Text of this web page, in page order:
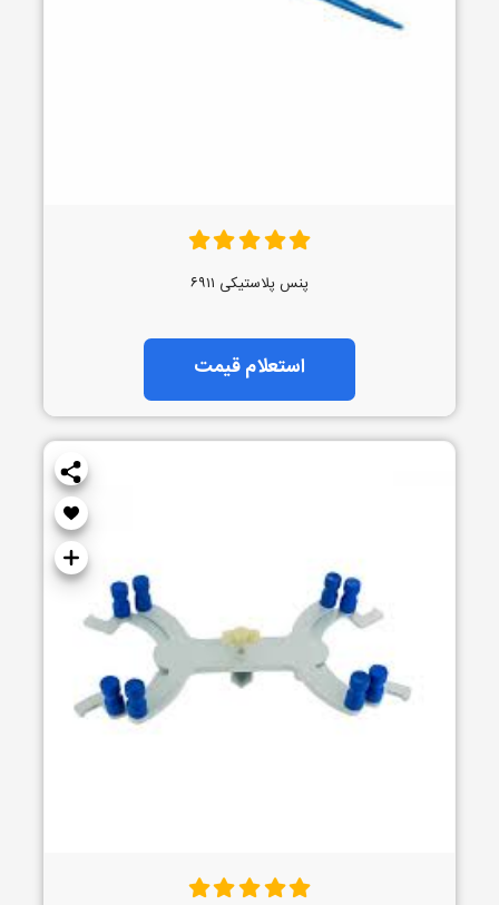
پنس پلاستیکی ۶۹۱۱
استعلام قیمت